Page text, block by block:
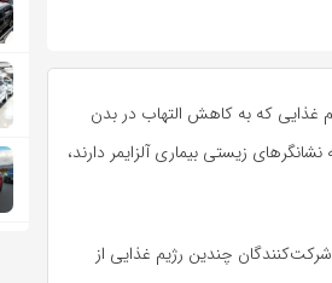
که به کاهش التهاب در بدن
زیستی بیماری آلزایمر دارند،
بود که تا ۱۵ سال پیگیری شدند. شرکت‌کنندگان چندین رژیم غذایی از